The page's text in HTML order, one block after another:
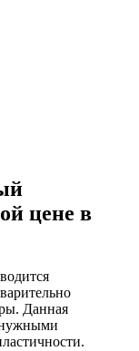
цене в
Данная
нужными